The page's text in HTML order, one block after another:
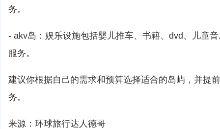
务。
- akv岛：娱乐设施包括婴儿推车、书籍、dvd、儿童
服务。
建议你根据自己的需求和预算选择适合的岛屿，并提
务。
来源：环球旅行达人德哥